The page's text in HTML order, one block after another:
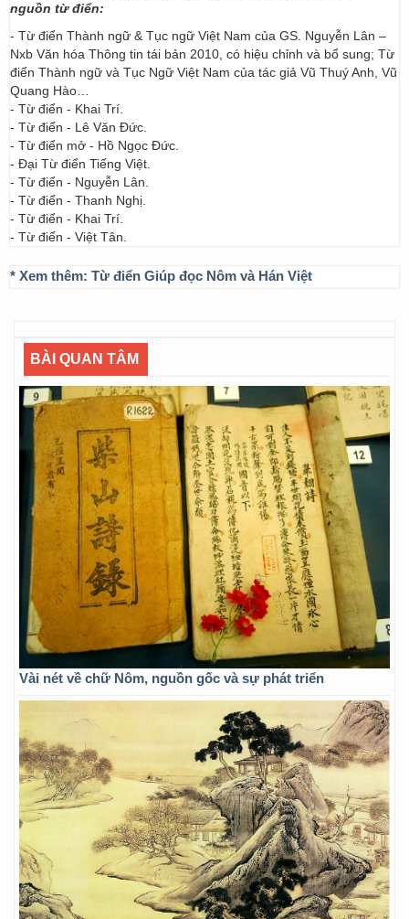
nguồn từ điển:
- Từ điển Thành ngữ & Tục ngữ Việt Nam của GS. Nguyễn Lân –
Nxb Văn hóa Thông tin tái bản 2010, có hiệu chỉnh và bổ sung; Từ
điển Thành ngữ và Tục Ngữ Việt Nam của tác giả Vũ Thuý Anh, Vũ
Quang Hào…
- Từ điển - Khai Trí.
- Từ điển - Lê Văn Đức.
- Từ điển mở - Hồ Ngọc Đức.
- Đại Từ điển Tiếng Việt.
- Từ điển - Nguyễn Lân.
- Từ điển - Thanh Nghị.
- Từ điển - Khai Trí.
- Từ điển - Việt Tân.
* Xem thêm: Từ điển Giúp đọc Nôm và Hán Việt
BÀI QUAN TÂM
Vài nét về chữ Nôm, nguồn gốc và sự phát triển